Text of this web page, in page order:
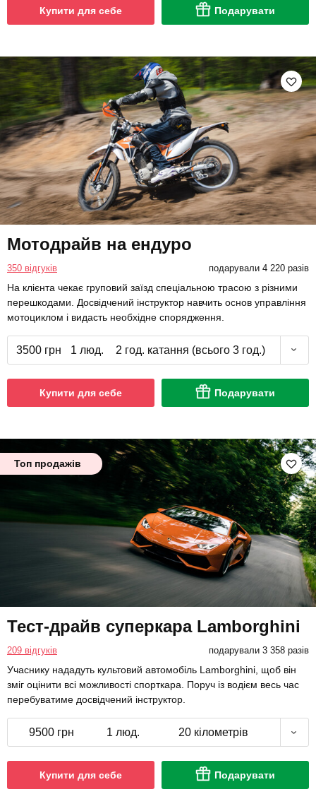
Купити для себе Подарувати
Мотодрайв на ендуро
350 відгуків подарували 4 220 разів
На клієнта чекає груповий заїзд спеціальною трасою з різними
перешкодами. Досвідчений інструктор навчить основ управління
мотоциклом і видасть необхідне спорядження.
3500 грн 1 люд. 2 год. катання (всього 3 год.)
Купити для себе Подарувати
Топ продажів
Тест-драйв суперкара Lamborghini
209 відгуків подарували 3 358 разів
Учаснику нададуть культовий автомобіль Lamborghini, щоб він
зміг оцінити всі можливості спорткара. Поруч із водієм весь час
перебуватиме досвідчений інструктор.
9500 грн 1 люд. 20 кілометрів
Купити для себе Подарувати